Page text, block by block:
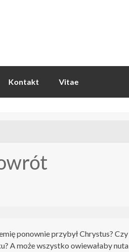
Kontakt Vitae
ponownie przybył Chrystus? Czy
A może wszystko owiewałaby nuta